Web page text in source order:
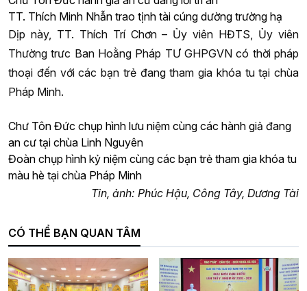
TT. Thích Minh Nhẫn trao tịnh tài cúng dường trường hạ
Dịp này, TT. Thích Trí Chơn – Ủy viên HĐTS, Ủy viên
Thường trưc Ban Hoằng Pháp TƯ GHPGVN có thời pháp
thoại đến với các bạn trẻ đang tham gia khóa tu tại chùa
Pháp Minh.
Chư Tôn Đức chụp hình lưu niệm cùng các hành giả đang
an cư tại chùa Linh Nguyên
Đoàn chụp hình kỷ niệm cùng các bạn trẻ tham gia khóa tu
màu hè tại chùa Pháp Minh
Tin, ảnh: Phúc Hậu, Công Tây, Dương Tài
CÓ THỂ BẠN QUAN TÂM